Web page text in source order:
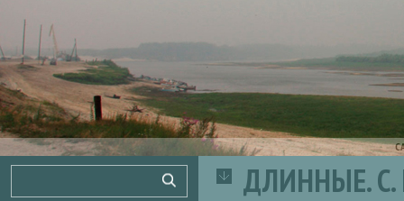
ДЛИННЫЕ. С.
Поиск